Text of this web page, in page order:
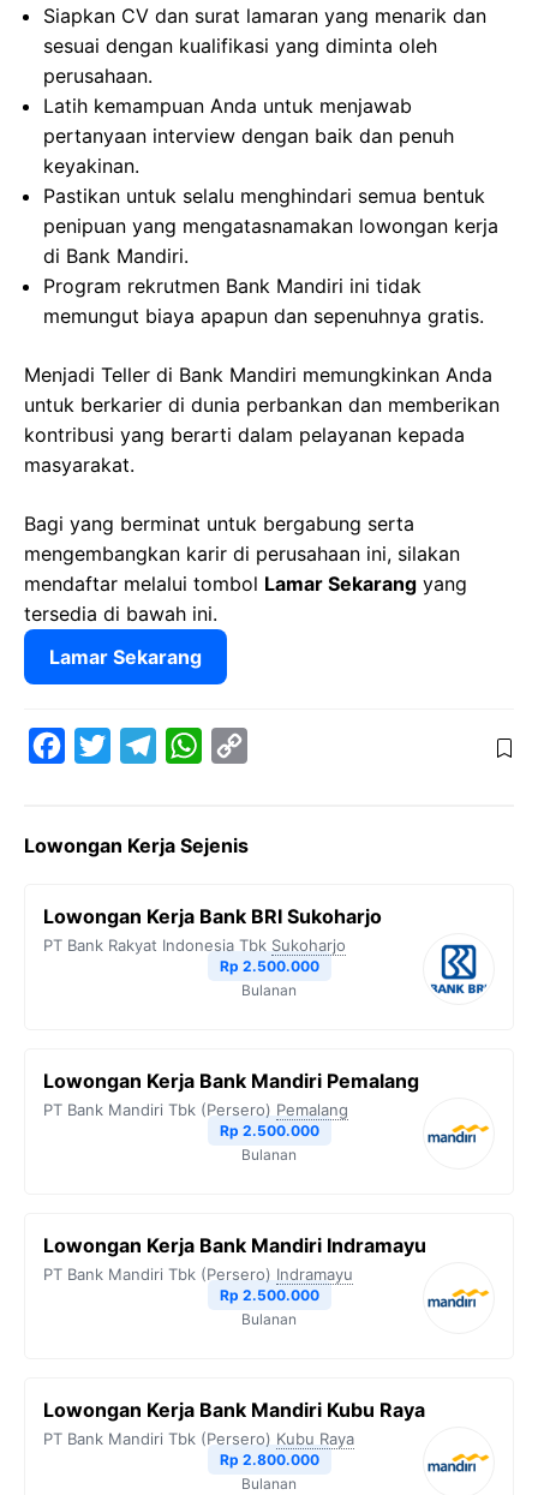
Siapkan CV dan surat lamaran yang menarik dan
sesuai dengan kualifikasi yang diminta oleh
perusahaan.
Latih kemampuan Anda untuk menjawab
pertanyaan interview dengan baik dan penuh
keyakinan.
Pastikan untuk selalu menghindari semua bentuk
penipuan yang mengatasnamakan lowongan kerja
di Bank Mandiri.
Program rekrutmen Bank Mandiri ini tidak
memungut biaya apapun dan sepenuhnya gratis.
Menjadi Teller di Bank Mandiri memungkinkan Anda
untuk berkarier di dunia perbankan dan memberikan
kontribusi yang berarti dalam pelayanan kepada
masyarakat.
Bagi yang berminat untuk bergabung serta
mengembangkan karir di perusahaan ini, silakan
mendaftar melalui tombol Lamar Sekarang yang
tersedia di bawah ini.
Lamar Sekarang
e
o
t
e
e
r
W
t
A
y
n
k
Lowongan Kerja Sejenis
Lowongan Kerja Bank BRI Sukoharjo
PT Bank Rakyat Indonesia Tbk Sukoharjo
Rp 2.500.000
Bulanan
Lowongan Kerja Bank Mandiri Pemalang
PT Bank Mandiri Tbk (Persero) Pemalang
Rp 2.500.000
Bulanan
Lowongan Kerja Bank Mandiri Indramayu
PT Bank Mandiri Tbk (Persero) Indramayu
Rp 2.500.000
Bulanan
Lowongan Kerja Bank Mandiri Kubu Raya
PT Bank Mandiri Tbk (Persero) Kubu Raya
Rp 2.800.000
Bulanan